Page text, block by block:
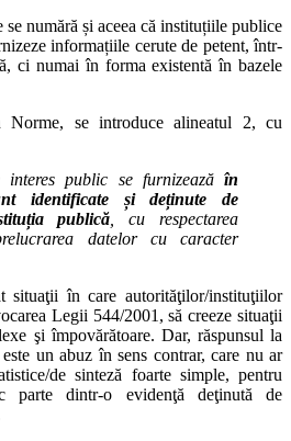
numără și aceea că instituțiile publice
informațiile cerute de petent, într-
ci numai în forma existentă în bazele
se introduce alineatul 2, cu
interes public se furnizează în
identificate și deținute de
publică , cu respectarea
datelor cu caracter
situaţii în care autorităţilor/instituţiilor
Legii 544/2001, să creeze situaţii
şi împovărătoare. Dar, răspunsul la
un abuz în sens contrar, care nu ar
de sinteză foarte simple, pentru
dintr-o evidenţă deţinută de